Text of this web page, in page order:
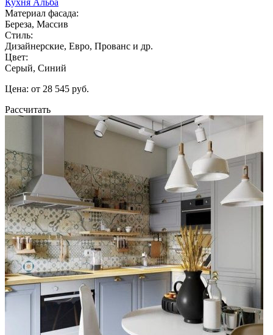
Материал фасада:
Береза, Массив
Стиль:
Дизайнерские, Евро, Прованс и др.
Цвет:
Серый, Синий
Цена: от 28 545 руб.
Рассчитать